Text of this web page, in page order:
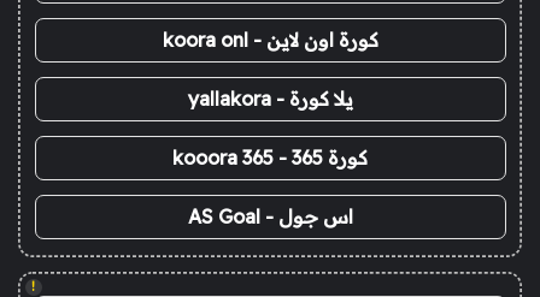
كورة اون لاين - koora onl
يلا كورة - yallakora
كورة 365 - kooora 365
اس جول - AS Goal
!